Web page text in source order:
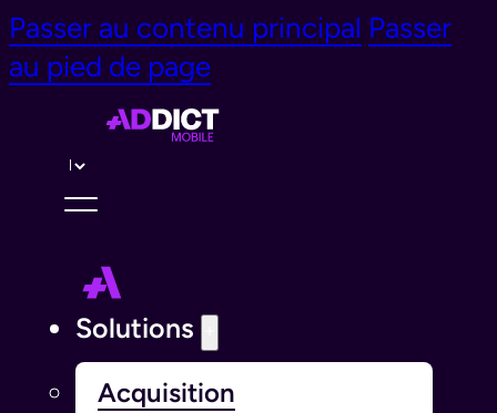
Passer au contenu principal Passer
au pied de page
Langue￰
Solutions
Acquisition